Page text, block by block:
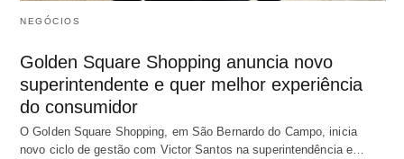
NEGÓCIOS
Golden Square Shopping anuncia novo
superintendente e quer melhor experiência
do consumidor
O Golden Square Shopping, em São Bernardo do Campo, inicia
novo ciclo de gestão com Victor Santos na superintendência e…